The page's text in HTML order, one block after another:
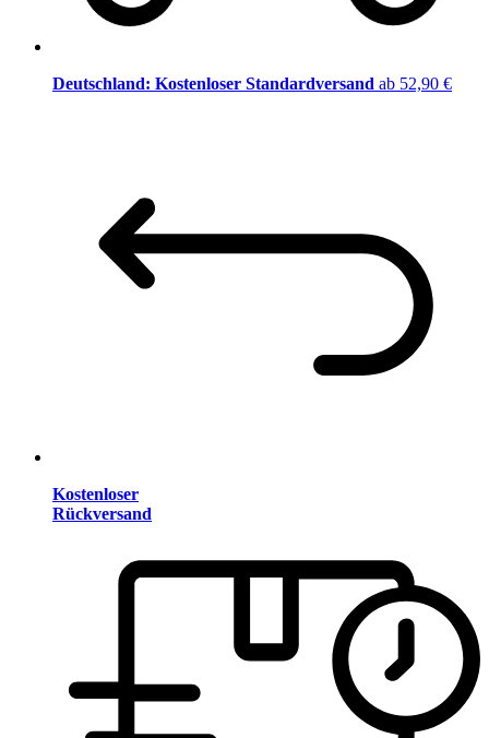
Deutschland: Kostenloser Standardversand ab 52,90 €
Kostenloser
Rückversand